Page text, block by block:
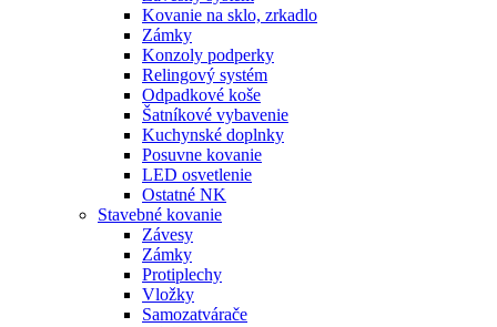
Kovanie na sklo, zrkadlo
Zámky
Konzoly podperky
Relingový systém
Odpadkové koše
Šatníkové vybavenie
Kuchynské doplnky
Posuvne kovanie
LED osvetlenie
Ostatné NK
Stavebné kovanie
Závesy
Zámky
Protiplechy
Vložky
Samozatvárače